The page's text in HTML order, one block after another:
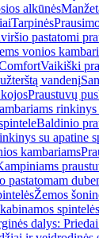
alkūnės
Tarpinės
pastatomi
vonios
Vaikiški
vandenį
Praustuvų
rinkinys
Baldinio
su apatine
kambariams
pastatomam
Žemos
spintelės
dalys: Priedai